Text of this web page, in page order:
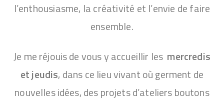
l’enthousiasme, la créativité et l’envie de faire
ensemble.
Je me réjouis de vous y accueillir les mercredis
et jeudis, dans ce lieu vivant où germent de
nouvelles idées, des projets d’ateliers boutons